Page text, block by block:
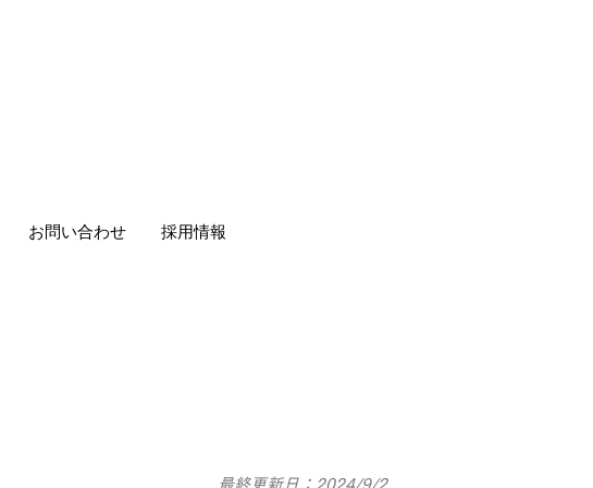
お問い合わせ 採用情報
​最終更新日：2024/9/2